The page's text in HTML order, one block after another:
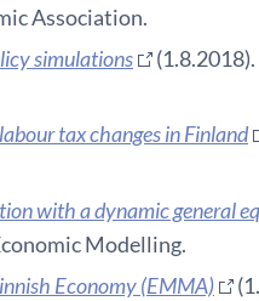
Association.
simulations
tax changes in Finland
with a dynamic general
Modelling.
Economy (EMMA)